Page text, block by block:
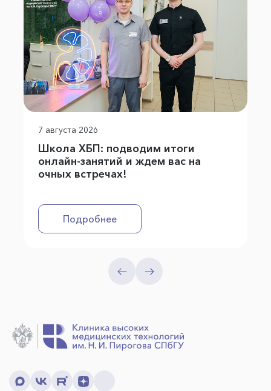
7 августа 2026
Школа ХБП: подводим итоги
онлайн-занятий и ждем вас на
очных встречах!
Подробнее